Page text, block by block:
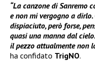
“La canzone di Sanremo
e non mi vergogno a dirlo.
dispiaciuto, però forse,
quasi una manna dal
il pezzo attualmente non
ha confidato TrigNO.